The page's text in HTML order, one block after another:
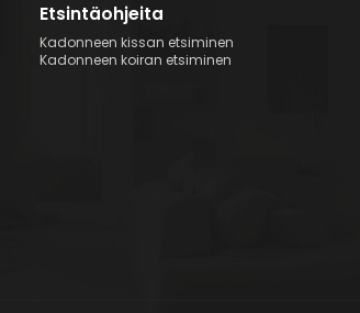
Etsintäohjeita
Kadonneen kissan etsiminen
Kadonneen koiran etsiminen